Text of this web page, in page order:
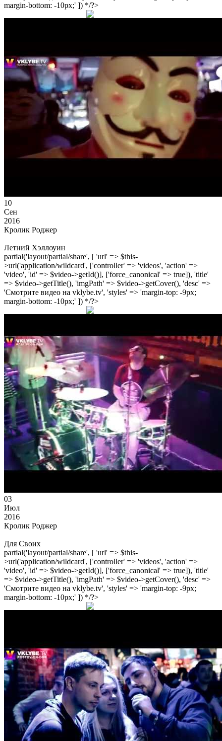
margin-bottom: -10px;' ]) */?>
10
Сен
2016
Кролик Роджер
Летний Хэллоуин
partial('layout/partial/share', [ 'url' => $this-
>url('application/wildcard', ['controller' => 'videos', 'action' =>
'video', 'id' => $video->getId()], ['force_canonical' => true]), 'title'
=> $video->getTitle(), 'imgPath' => $video->getCover(), 'desc' =>
'Смотрите видео на vklybe.tv', 'styles' => 'margin-top: -9px;
margin-bottom: -10px;' ]) */?>
03
Июл
2016
Кролик Роджер
Для Своих
partial('layout/partial/share', [ 'url' => $this-
>url('application/wildcard', ['controller' => 'videos', 'action' =>
'video', 'id' => $video->getId()], ['force_canonical' => true]), 'title'
=> $video->getTitle(), 'imgPath' => $video->getCover(), 'desc' =>
'Смотрите видео на vklybe.tv', 'styles' => 'margin-top: -9px;
margin-bottom: -10px;' ]) */?>